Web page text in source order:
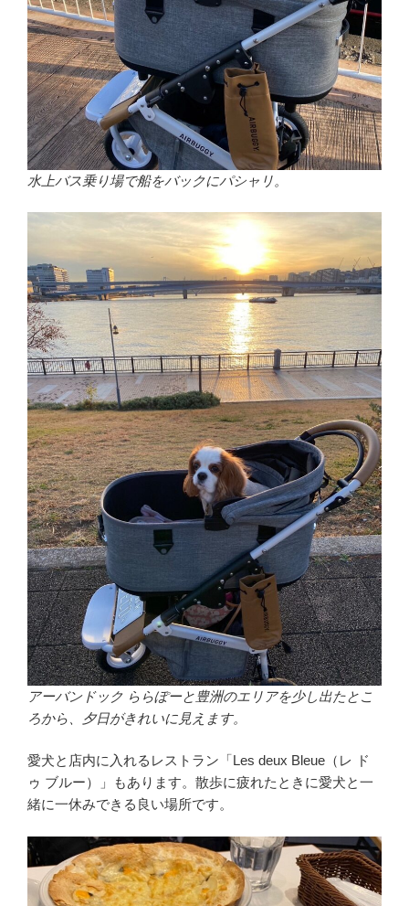
水上バス乗り場で船をバックにパシャリ。
アーバンドック ららぽーと豊洲のエリアを少し出たとこ
ろから、夕日がきれいに見えます。
愛犬と店内に入れるレストラン「Les deux Bleue（レ ド
ゥ ブルー）」もあります。散歩に疲れたときに愛犬と一
緒に一休みできる良い場所です。